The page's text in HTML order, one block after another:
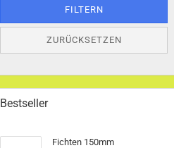
FILTERN
ZURÜCKSETZEN
Bestseller
Fichten 150mm